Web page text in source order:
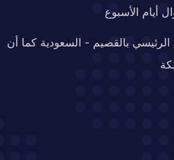
بالقصيم - السعودية كما أن